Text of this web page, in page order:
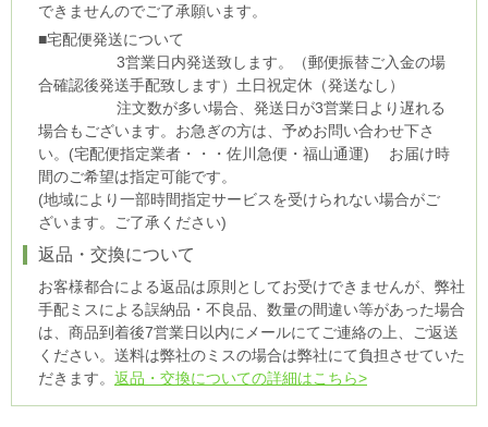
できませんのでご了承願います。
■宅配便発送について
3営業日内発送致します。（郵便振替ご入金の場
合確認後発送手配致します）土日祝定休（発送なし）
注文数が多い場合、発送日が3営業日より遅れる
場合もございます。お急ぎの方は、予めお問い合わせ下さ
い。(宅配便指定業者・・・佐川急便・福山通運) お届け時
間のご希望は指定可能です。
(地域により一部時間指定サービスを受けられない場合がご
ざいます。ご了承ください)
返品・交換について
お客様都合による返品は原則としてお受けできませんが、弊社
手配ミスによる誤納品・不良品、数量の間違い等があった場合
は、商品到着後7営業日以内にメールにてご連絡の上、ご返送
ください。送料は弊社のミスの場合は弊社にて負担させていた
だきます。 返品・交換についての詳細はこちら>